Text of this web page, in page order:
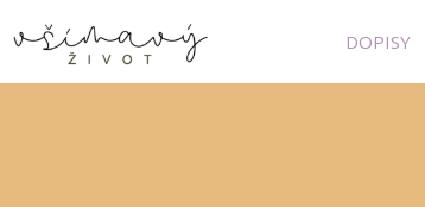
DOPISY